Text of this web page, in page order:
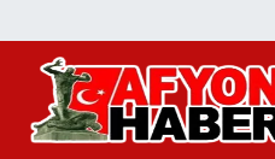
Afyon Haber